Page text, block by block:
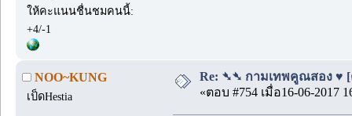
ให้คะแนนชื่นชมคนนี้:
+4/-1
NOO~KUNG
เป็ดHestia
Re: ➴➴ กามเทพคูณสอง ♥ [
«ตอบ #754 เมื่อ16-06-2017